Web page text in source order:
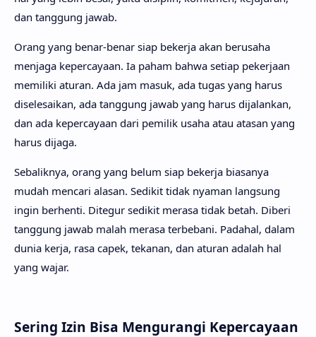
dan tanggung jawab.
Orang yang benar-benar siap bekerja akan berusaha
menjaga kepercayaan. Ia paham bahwa setiap pekerjaan
memiliki aturan. Ada jam masuk, ada tugas yang harus
diselesaikan, ada tanggung jawab yang harus dijalankan,
dan ada kepercayaan dari pemilik usaha atau atasan yang
harus dijaga.
Sebaliknya, orang yang belum siap bekerja biasanya
mudah mencari alasan. Sedikit tidak nyaman langsung
ingin berhenti. Ditegur sedikit merasa tidak betah. Diberi
tanggung jawab malah merasa terbebani. Padahal, dalam
dunia kerja, rasa capek, tekanan, dan aturan adalah hal
yang wajar.
Sering Izin Bisa Mengurangi Kepercayaan